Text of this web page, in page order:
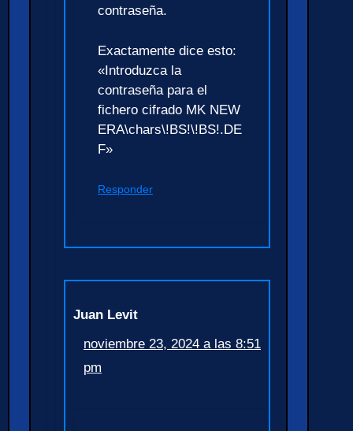
contraseña.
Exactamente dice esto:
«Introduzca la
contraseña para el
fichero cifrado MK NEW
ERA\chars\!BS!\!BS!.DE
F»
Responder
Juan Levit
noviembre 23, 2024 a las 8:51
pm